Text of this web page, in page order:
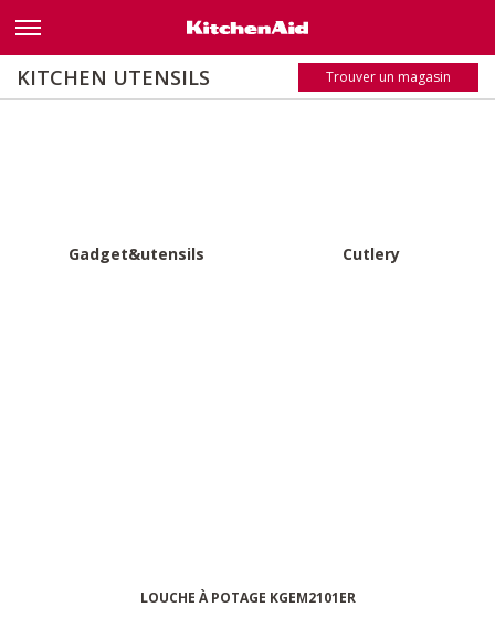
KITCHEN UTENSILS Trouver un magasin
A - Z
Z - A
Gadget&utensils Cutlery
LOUCHE À POTAGE KGEM2101ER